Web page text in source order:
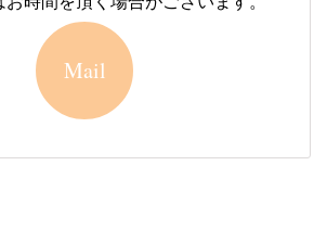
Mail